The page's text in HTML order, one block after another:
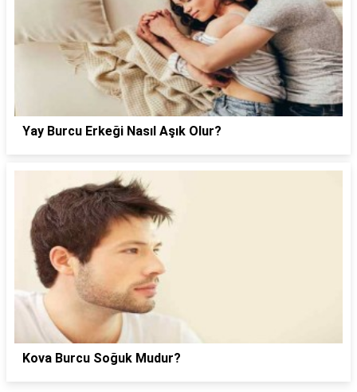
Yay Burcu Erkeği Nasıl Aşık Olur?
Kova Burcu Soğuk Mudur?